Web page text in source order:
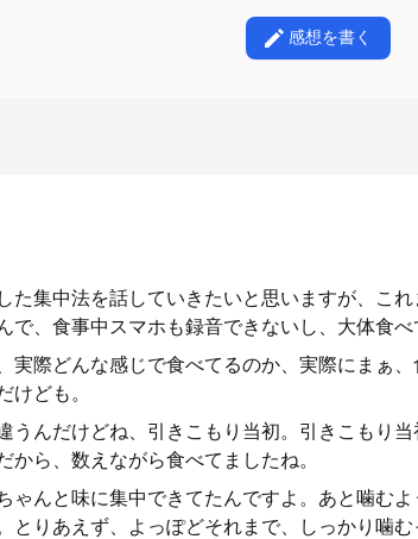
感想を書く
た集中法を話していきたいと思いますが、こ
で、食事中スマホも録音できないし、大体食べ
実際どんな感じで食べてるのか、実際にまぁ
けども。
うんだけどね、引きこもり当初。引きこもり
から、数えながら食べてましたね。
ゃんと味に集中できてたんですよ。あと噛む
とりあえず、よっぽどそれまで、しっかり噛む